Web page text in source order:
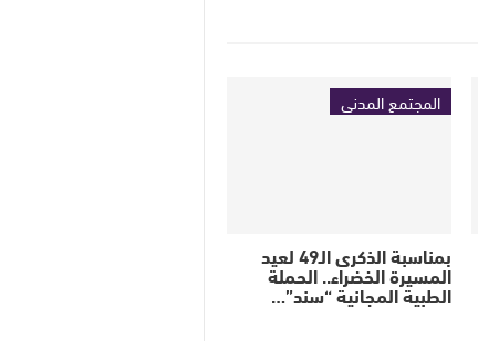
المجتمع المدني
بمناسبة الذكرى الـ49 لعيد
المسيرة الخضراء.. الحملة
الطبية المجانية “سند”…